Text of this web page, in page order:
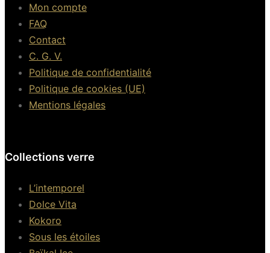
Mon compte
FAQ
Contact
C. G. V.
Politique de confidentialité
Politique de cookies (UE)
Mentions légales
Collections verre
L’intemporel
Dolce Vita
Kokoro
Sous les étoiles